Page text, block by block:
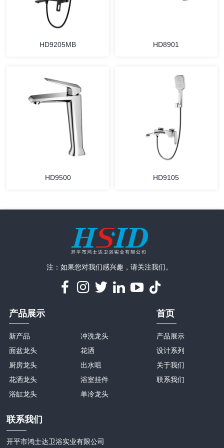
HD9205MB HD8901
HD9500 HD9105
注：如果您对我们感兴趣，请关注我们。
产品展示
新产品
面盆龙头
厨房龙头
花洒龙头
浴缸龙头
冲洗龙头
花洒
出水咀
浴室挂件
单冷龙头
首页
产品展示
设计系列
关于我们
联系我们
联系我们
开平市鸿士达卫浴实业有限公司